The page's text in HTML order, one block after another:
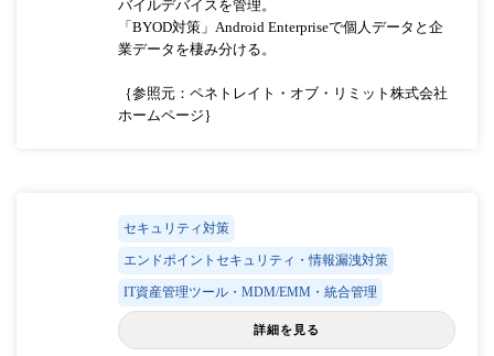
バイルデバイスを管理。
「BYOD対策」Android Enterpriseで個人データと企
業データを棲み分ける。
｛参照元：ペネトレイト・オブ・リミット株式会社
ホームページ｝
セキュリティ対策
エンドポイントセキュリティ・情報漏洩対策
IT資産管理ツール・MDM/EMM・統合管理
詳細を見る